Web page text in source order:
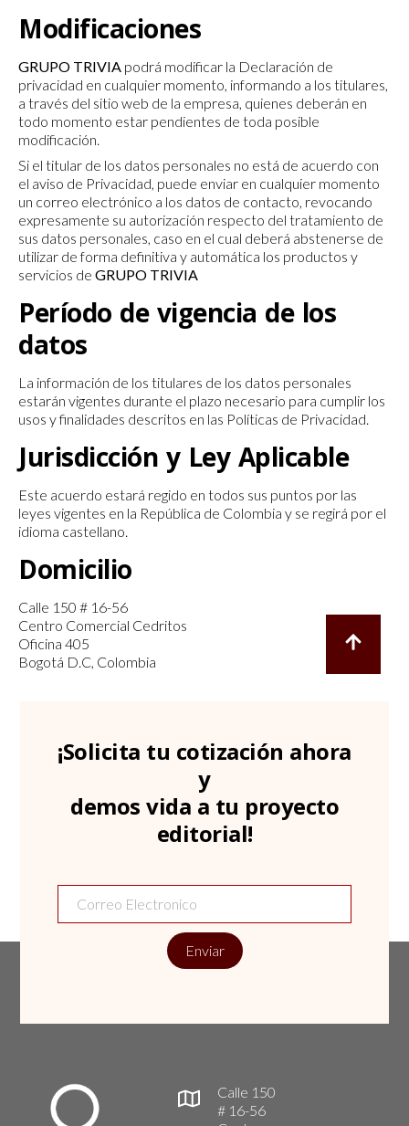
Modificaciones
GRUPO TRIVIA podrá modificar la Declaración de
privacidad en cualquier momento, informando a los titulares,
a través del sitio web de la empresa, quienes deberán en
todo momento estar pendientes de toda posible
modificación.
Si el titular de los datos personales no está de acuerdo con
el aviso de Privacidad, puede enviar en cualquier momento
un correo electrónico a los datos de contacto, revocando
expresamente su autorización respecto del tratamiento de
sus datos personales, caso en el cual deberá abstenerse de
utilizar de forma definitiva y automática los productos y
servicios de GRUPO TRIVIA
Período de vigencia de los
datos
La información de los titulares de los datos personales
estarán vigentes durante el plazo necesario para cumplir los
usos y finalidades descritos en las Políticas de Privacidad.
Jurisdicción y Ley Aplicable
Este acuerdo estará regido en todos sus puntos por las
leyes vigentes en la República de Colombia y se regirá por el
idioma castellano.
Domicilio
Calle 150 # 16-56
Centro Comercial Cedritos
Oficina 405
Bogotá D.C, Colombia
¡Solicita tu cotización ahora
y
demos vida a tu proyecto
editorial!
Enviar
Calle 150
# 16-56